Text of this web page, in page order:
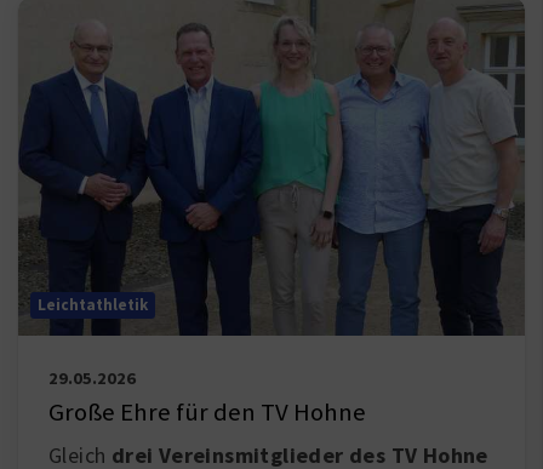
Leichtathletik
29.05.2026
Große Ehre für den TV Hohne
Gleich drei Vereinsmitglieder des TV Hohne